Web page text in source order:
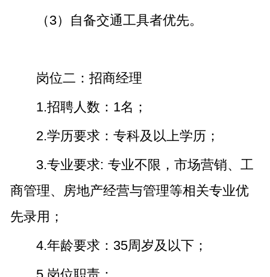
（3）自备交通工具者优先。
岗位二：招商经理
1.招聘人数：1名；
2.学历要求：专科及以上学历；
3.专业要求: 专业不限，市场营销、工
商管理、房地产经营与管理等相关专业优
先录用；
4.年龄要求：35周岁及以下；